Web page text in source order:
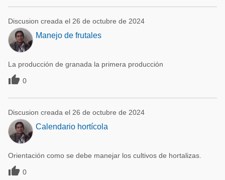
Discusion creada el 26 de octubre de 2024
Manejo de frutales
La producción de granada la primera producción
 0
Discusion creada el 26 de octubre de 2024
Calendario hortícola
Orientación como se debe manejar los cultivos de hortalizas.
 0